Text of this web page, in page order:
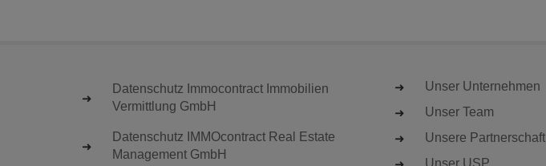
Datenschutz Immocontract Immobilien
Vermittlung GmbH
Datenschutz IMMOcontract Real Estate
Management GmbH
Unser Unternehmen
Unser Team
Unsere Partnerschaft